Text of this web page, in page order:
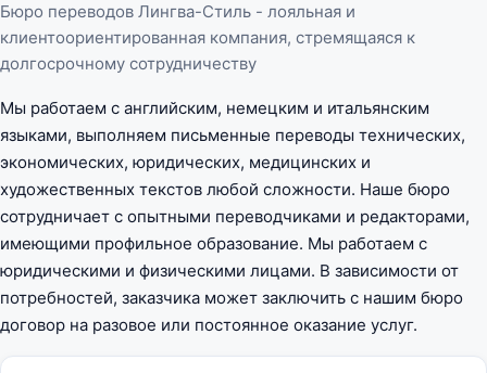
Бюро переводов Лингва-Стиль - лояльная и
клиентоориентированная компания, стремящаяся к
долгосрочному сотрудничеству
Мы работаем с английским, немецким и итальянским
языками, выполняем письменные переводы технических,
экономических, юридических, медицинских и
художественных текстов любой сложности. Наше бюро
сотрудничает с опытными переводчиками и редакторами,
имеющими профильное образование. Мы работаем с
юридическими и физическими лицами. В зависимости от
потребностей, заказчика может заключить с нашим бюро
договор на разовое или постоянное оказание услуг.